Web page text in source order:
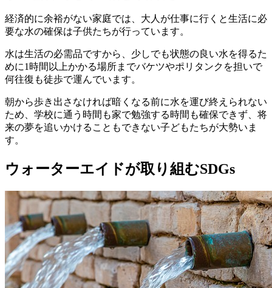
経済的に余裕がない家庭では、大人が仕事に行くと生活に必
要な水の確保は子供たちが行っています。
水は生活の必需品ですから、少しでも状態の良い水を得るた
めに1時間以上かかる場所までバケツやポリタンクを担いで
何往復も徒歩で運んでいます。
朝から歩き出さなければ暗くなる前に水を運び終えられない
ため、学校に通う時間も家で勉強する時間も確保できず、将
来の夢を追いかけることもできない子どもたちが大勢いま
す。
ウォーターエイドが取り組むSDGs